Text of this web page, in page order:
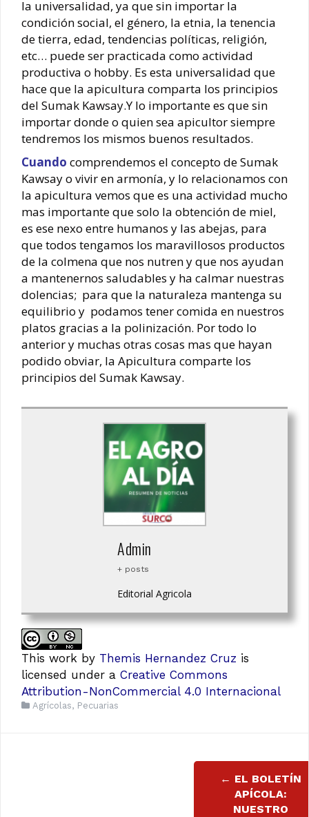
la universalidad, ya que sin importar la
condición social, el género, la etnia, la tenencia
de tierra, edad, tendencias políticas, religión,
etc… puede ser practicada como actividad
productiva o hobby. Es esta universalidad que
hace que la apicultura comparta los principios
del Sumak Kawsay.Y lo importante es que sin
importar donde o quien sea apicultor siempre
tendremos los mismos buenos resultados.
Cuando comprendemos el concepto de Sumak
Kawsay o vivir en armonía, y lo relacionamos con
la apicultura vemos que es una actividad mucho
mas importante que solo la obtención de miel,
es ese nexo entre humanos y las abejas, para
que todos tengamos los maravillosos productos
de la colmena que nos nutren y que nos ayudan
a mantenernos saludables y ha calmar nuestras
dolencias; para que la naturaleza mantenga su
equilibrio y podamos tener comida en nuestros
platos gracias a la polinización. Por todo lo
anterior y muchas otras cosas mas que hayan
podido obviar, la Apicultura comparte los
principios del Sumak Kawsay.
Admin
+ posts
Editorial Agricola
This work by Themis Hernandez Cruz is
licensed under a Creative Commons
Attribution-NonCommercial 4.0 Internacional
Agrícolas, Pecuarias
← EL BOLETÍN
APÍCOLA:
NUESTRO